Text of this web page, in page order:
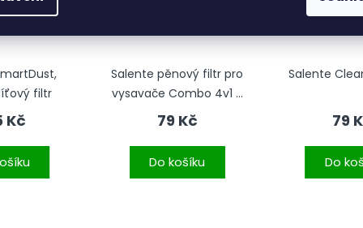
filtr
Kč
Salente pěnový filtr pro
vysavače Combo 4v1 a
ProVacs
79 Kč
Do košíku
Salente
79
Do